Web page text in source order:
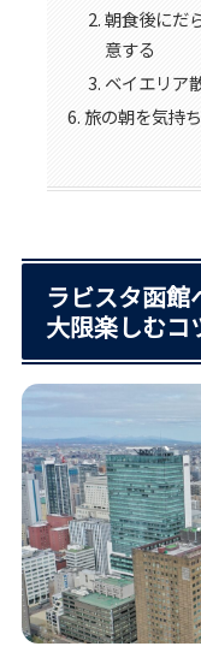
朝食後にだ
意する
ベイエリア
旅の朝を気持
ラビスタ函館
大限楽しむコ